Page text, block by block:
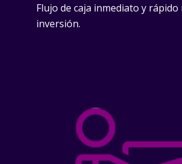
Flujo de caja inmediato y
inversión.